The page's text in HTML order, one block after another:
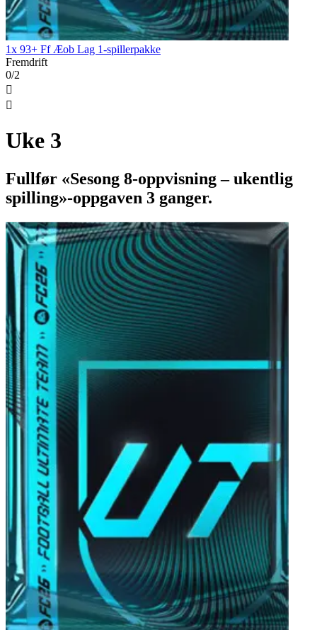
1x 93+ Ff Æob Lag 1-spillerpakke
Fremdrift
0/2


Uke 3
Fullfør «Sesong 8-oppvisning – ukentlig
spilling»-oppgaven 3 ganger.